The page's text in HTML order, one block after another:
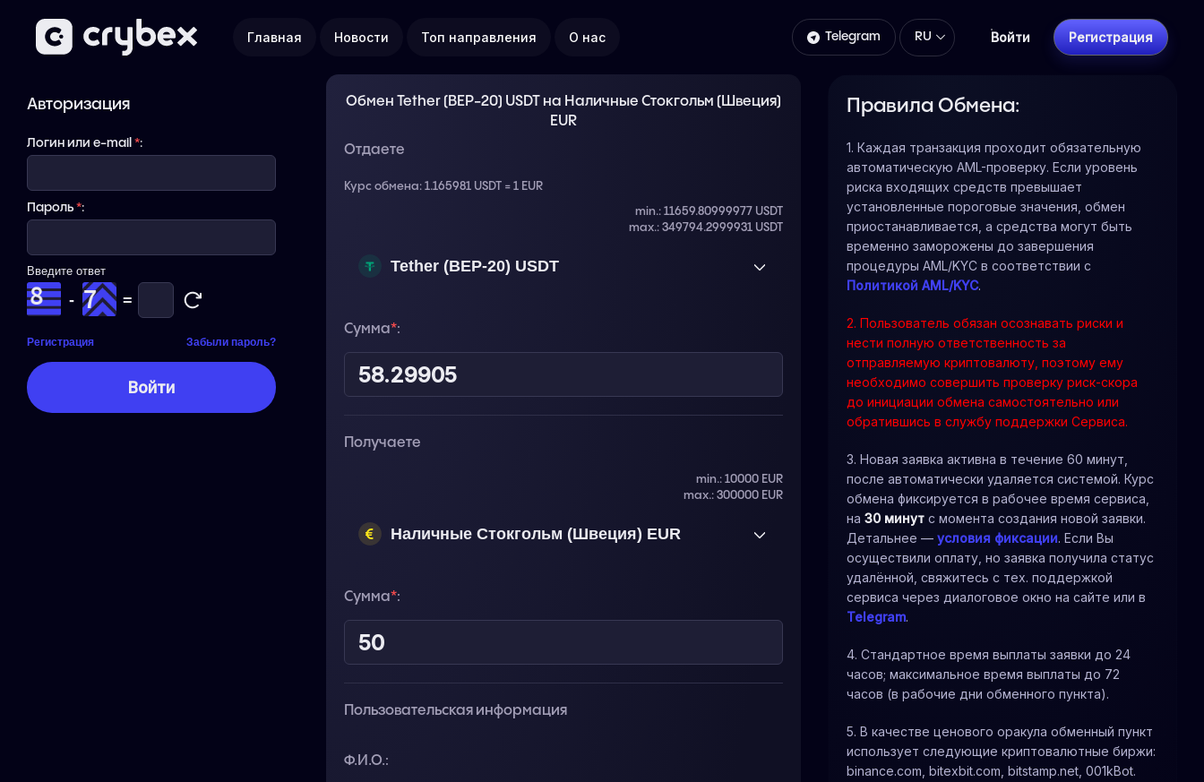
Главная Новости Топ направления О нас Telegram RU Войти Регистрация
Обмен Tether (BEP-20) USDT на Наличные Стокгольм (Швеция)
EUR
Отдаете
Курс обмена:1.165981 USDT = 1 EUR
min.: 11659.80999977 USDT
max.: 349794.2999931 USDT
Tether (BEP-20) USDT
Сумма*:
Получаете
min.: 10000 EUR
max.: 300000 EUR
Наличные Стокгольм (Швеция) EUR
Сумма*:
Пользовательская информация
Ф.И.О.:
Правила Обмена:
1. Каждая транзакция проходит обязательную
автоматическую AML-проверку. Если уровень
риска входящих средств превышает
установленные пороговые значения, обмен
приостанавливается, а средства могут быть
временно заморожены до завершения
процедуры AML/KYC в соответствии с
Политикой AML/KYC.
2. Пользователь обязан осознавать риски и
нести полную ответственность за
отправляемую криптовалюту, поэтому ему
необходимо совершить проверку риск-скора
до инициации обмена самостоятельно или
обратившись в службу поддержки Сервиса.
3. Новая заявка активна в течение 60 минут,
после автоматически удаляется системой. Курс
обмена фиксируется в рабочее время сервиса,
на30 минут с момента создания новой заявки.
Детальнее —условия фиксации. Если Вы
осуществили оплату, но заявка получила статус
удалённой, свяжитесь с тех. поддержкой
сервиса через диалоговое окно на сайте или в
Telegram.
4. Стандартное время выплаты заявки до 24
часов; максимальное время выплаты до 72
часов (в рабочие дни обменного пункта).
5. В качестве ценового оракула обменный пункт
использует следующие криптовалютные биржи:
binance.com, bitexbit.com, bitstamp.net, 001kBot.
Авторизация
Логин или e-mail *:
Пароль *:
Введите ответ
- =
Регистрация Забыли пароль?